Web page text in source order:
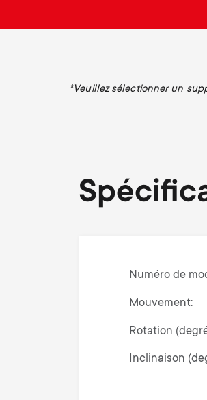
*Veuillez sélectionner un
Numéro de
Mouvement
Rotation
Inclinaison